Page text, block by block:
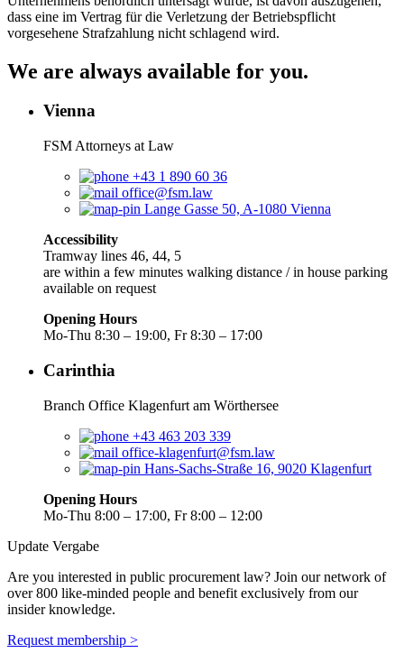
dass eine im Vertrag für die Verletzung der Betriebspflicht
vorgesehene Strafzahlung nicht schlagend wird.
We are always available for you.
Vienna
FSM Attorneys at Law
+43 1 890 60 36
office@fsm.law
Lange Gasse 50, A-1080 Vienna
Accessibility
Tramway lines 46, 44, 5
are within a few minutes walking distance / in house parking
available on request
Opening Hours
Mo-Thu 8:30 – 19:00, Fr 8:30 – 17:00
Carinthia
Branch Office Klagenfurt am Wörthersee
+43 463 203 339
office-klagenfurt@fsm.law
Hans-Sachs-Straße 16, 9020 Klagenfurt
Opening Hours
Mo-Thu 8:00 – 17:00, Fr 8:00 – 12:00
Update Vergabe
Are you interested in public procurement law? Join our network of
over 800 like-minded people and benefit exclusively from our
insider knowledge.
Request membership >